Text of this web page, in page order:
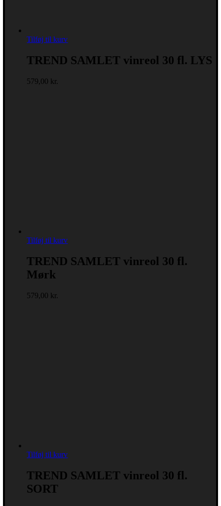
Tilføj til kurv
TREND SAMLET vinreol 30 fl. LYS
579,00 kr.
Tilføj til kurv
TREND SAMLET vinreol 30 fl.
Mørk
579,00 kr.
Tilføj til kurv
TREND SAMLET vinreol 30 fl.
SORT